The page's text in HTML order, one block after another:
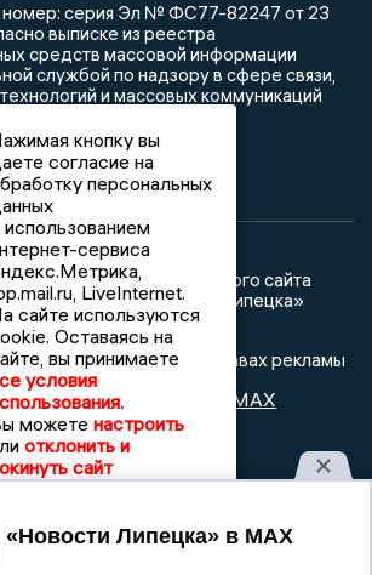
номер: серия Эл № ФС77-82247 от 23
выписке из реестра
средств массовой информации
службой по надзору в сфере связи,
и массовых коммуникаций
любого материала с данного сайта
издание «Новости Липецка»
фоне размещены на правах рекламы
в телеграм@mazov MAX
Реклама
кнопку вы
согласие на
персональных
использованием
сервиса
LiveInternet.
сайте используются
Оставаясь на
вы принимаете
условия
можете настроить
отклонить и
сайт
Принять